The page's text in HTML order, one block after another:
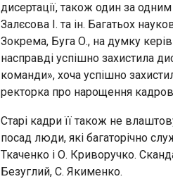
дисертації, також один за
Залєсова І. та ін. Багатьох
Зокрема, Буга О., на думку
насправді успішно захистила
команди», хоча успішно
ректорка про нарощення
Старі кадри її також не
посад люди, які багаторічно
Ткаченко і О. Криворучко.
Безуглий, С. Якименко.